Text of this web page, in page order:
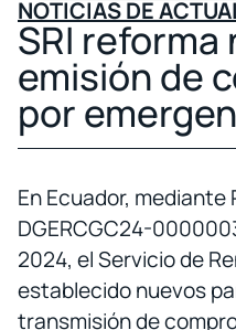
NOTICIAS DE
SRI reforma
emisión de
por
En Ecuador, mediante
DGERCGC24-
2024, el Servicio de
establecido nuevos
transmisión de